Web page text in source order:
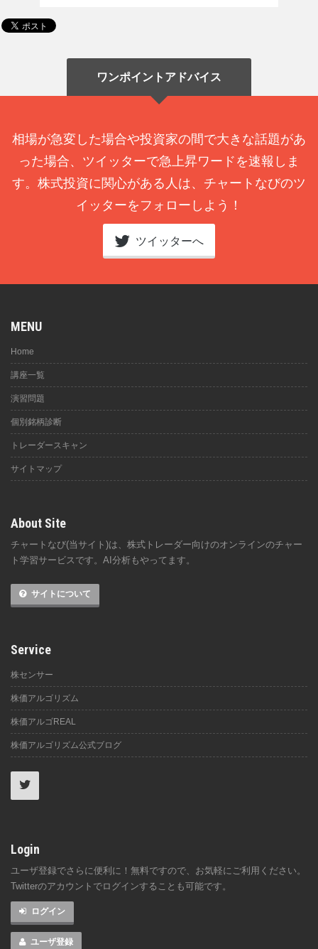
ワンポイントアドバイス
相場が急変した場合や投資家の間で大きな話題があ
った場合、ツイッターで急上昇ワードを速報しま
す。株式投資に関心がある人は、チャートなびのツ
イッターをフォローしよう！
ツイッターへ
MENU
Home
講座一覧
演習問題
個別銘柄診断
トレーダースキャン
サイトマップ
About Site
チャートなび(当サイト)は、株式トレーダー向けのオンラインのチャー
ト学習サービスです。AI分析もやってます。
サイトについて
Service
株センサー
株価アルゴリズム
株価アルゴREAL
株価アルゴリズム公式ブログ
Login
ユーザ登録でさらに便利に！無料ですので、お気軽にご利用ください。
Twitterのアカウントでログインすることも可能です。
ログイン
ユーザ登録